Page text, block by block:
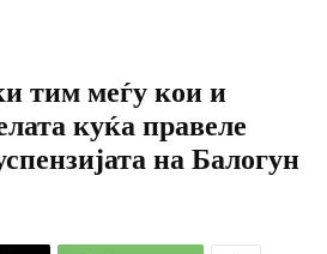
тим меѓу кои и
куќа правеле
на Балогун